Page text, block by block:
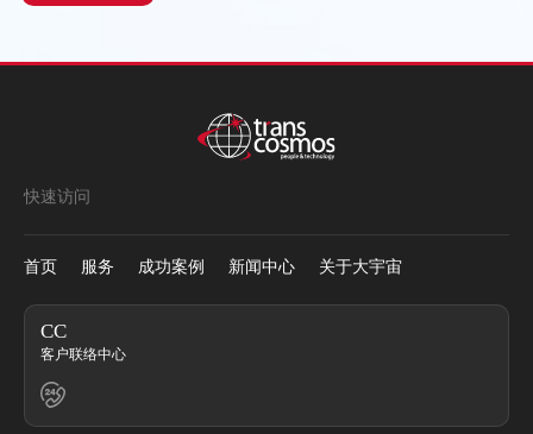
快速访问
首页 服务 成功案例 新闻中心 关于大宇宙
CC
客户联络中心